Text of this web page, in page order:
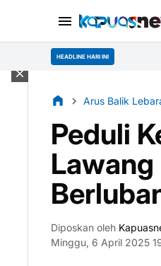
HEADLINE HARI INI
Arus Balik
Peduli
Lawang
Diposkan oleh
Minggu, 6 April 2025